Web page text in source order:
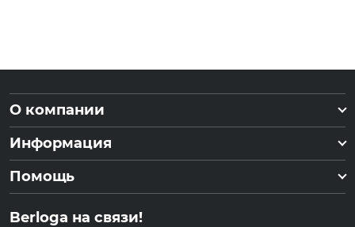
О компании
Информация
Помощь
Berloga на связи!